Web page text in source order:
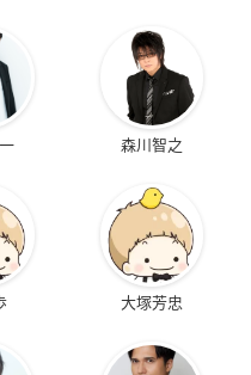
森川智之
大塚芳忠